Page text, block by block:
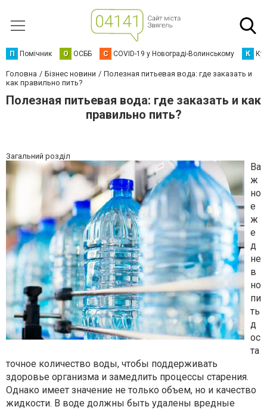
П Помічник О ОСББ C COVID-19 у Новограді-Волинському К
Головна Бізнес новини
Полезная питьевая вода: где заказать и
как правильно пить?
Полезная питьевая вода: где заказать и как
правильно пить?
Загальний розділ
Ва
ж
но
е
ж
е
д
не
в
но
пи
ть
д
ос
та
точное количество воды, чтобы поддерживать
здоровье организма и замедлить процессы старения.
Однако имеет значение не только объем, но и качество
жидкости. В воде должны быть удалены вредные